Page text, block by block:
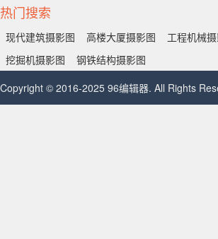
热门搜索
现代建筑摄影图 高楼大厦摄影图 工程机械
挖掘机摄影图
钢铁结构摄影图
Copyright © 2016-2025 96编辑器. All Rights